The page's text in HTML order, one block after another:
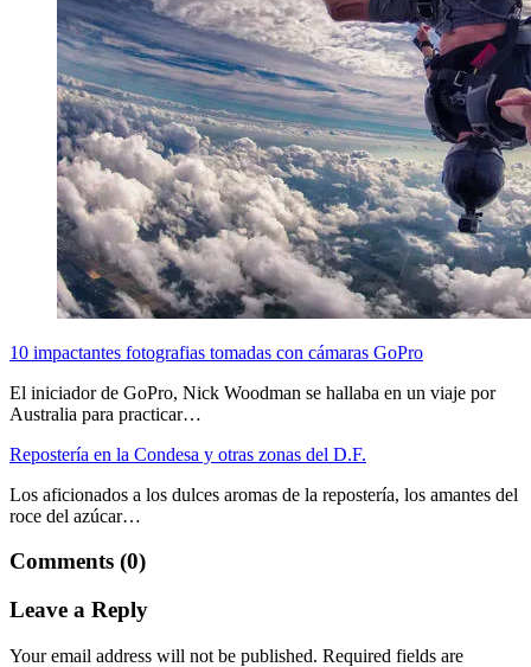
10 impactantes fotografias tomadas con cámaras GoPro
El iniciador de GoPro, Nick Woodman se hallaba en un viaje por
Australia para practicar…
Repostería en la Condesa y otras zonas del D.F.
Los aficionados a los dulces aromas de la repostería, los amantes del
roce del azúcar…
Comments (0)
Leave a Reply
Your email address will not be published. Required fields are